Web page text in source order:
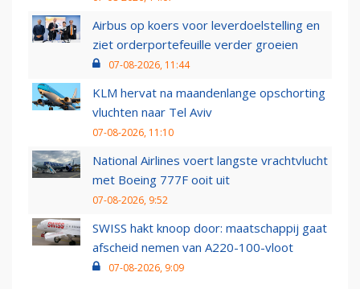
Airbus op koers voor leverdoelstelling en
ziet orderportefeuille verder groeien
07-08-2026, 11:44
KLM hervat na maandenlange opschorting
vluchten naar Tel Aviv
07-08-2026, 11:10
National Airlines voert langste vrachtvlucht
met Boeing 777F ooit uit
07-08-2026, 9:52
SWISS hakt knoop door: maatschappij gaat
afscheid nemen van A220-100-vloot
07-08-2026, 9:09